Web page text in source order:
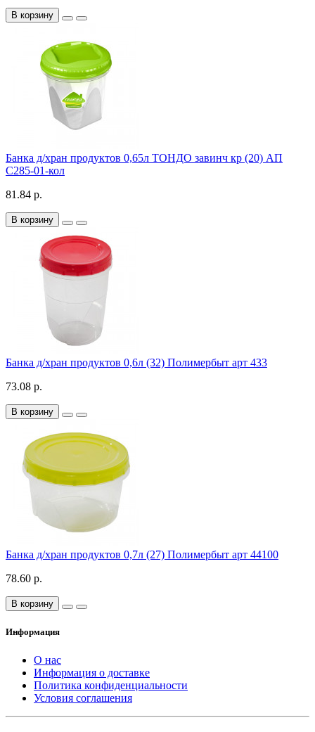
В корзину
Банка д/хран продуктов 0,65л ТОНДО завинч кр (20) АП
С285-01-кол
81.84 р.
В корзину
Банка д/хран продуктов 0,6л (32) Полимербыт арт 433
73.08 р.
В корзину
Банка д/хран продуктов 0,7л (27) Полимербыт арт 44100
78.60 р.
В корзину
Информация
О нас
Информация о доставке
Политика конфиденциальности
Условия соглашения